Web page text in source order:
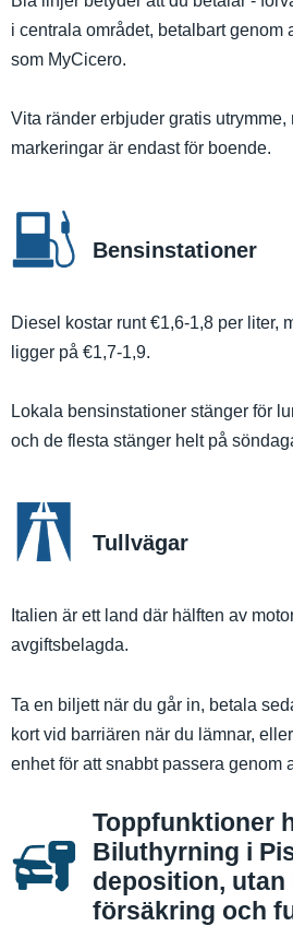
i centrala området, betalbart genom
som MyCicero.
Vita ränder erbjuder gratis utrymme,
markeringar är endast för boende.
Bensinstationer
Diesel kostar runt €1,6-1,8 per liter,
ligger på €1,7-1,9.
Lokala bensinstationer stänger för
och de flesta stänger helt på
Tullvägar
Italien är ett land där hälften av
avgiftsbelagda.
Ta en biljett när du går in, betala
kort vid barriären när du lämnar,
enhet för att snabbt passera genom
Toppfunktioner
Biluthyrning i
deposition,
försäkring och